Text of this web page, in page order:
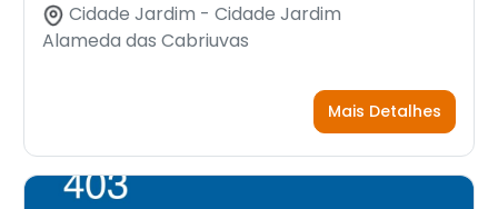
Cidade Jardim - Cidade Jardim
Alameda das Cabriuvas
Mais Detalhes